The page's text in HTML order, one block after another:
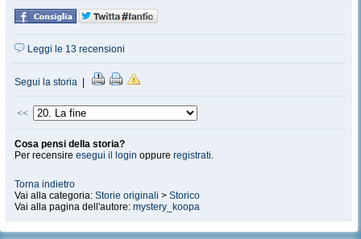
Leggi le 13 recensioni
Segui la storia
<<
Cosa pensi della storia?
Per recensire esegui il login oppure registrati.
Torna indietro
Vai alla categoria: Storie originali > Storico
Vai alla pagina dell'autore: mystery_koopa